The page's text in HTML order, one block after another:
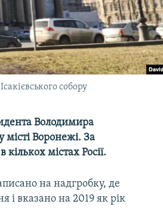
собору
Володимира
місті Воронежі. За
в кількох містах Росії.
на надгробку, де
і вказано на 2019 як рік